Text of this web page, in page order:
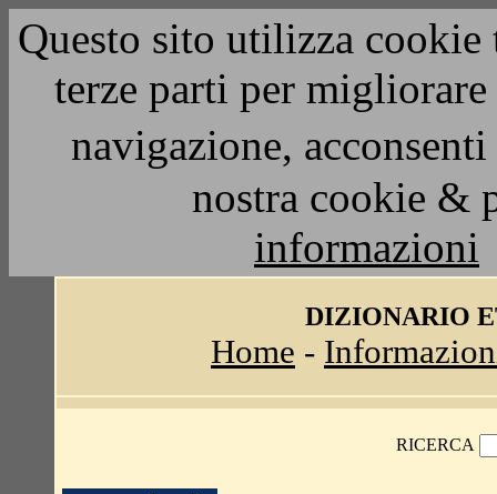
Questo sito utilizza
terze parti per
navigazione,
nostra cookie &
informazioni
DIZIONARIO
Home -
RICERCA